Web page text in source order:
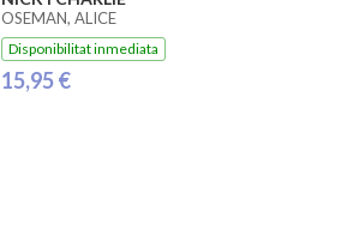
OSEMAN, ALICE
Disponibilitat inmediata
15,95 €